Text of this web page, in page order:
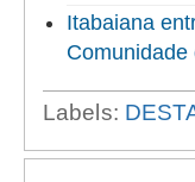
Itabaiana
Comunidade
Labels: